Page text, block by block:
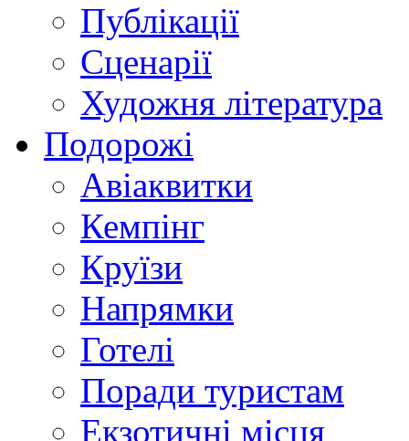
Публікації
Сценарії
Художня література
Подорожі
Авіаквитки
Кемпінг
Круїзи
Напрямки
Готелі
Поради туристам
Екзотичні місця